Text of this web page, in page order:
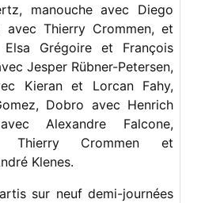
manouche avec Diego
avec Thierry Crommen, et
Grégoire et François
Jesper Rübner-Petersen,
Kieran et Lorcan Fahy,
Dobro avec Henrich
Alexandre Falcone,
Thierry Crommen et
Klenes.
sur neuf demi-journées